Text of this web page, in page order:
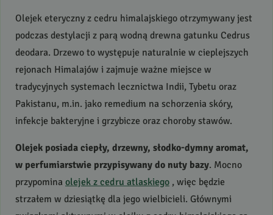
Olejek eteryczny z cedru himalajskiego otrzymywany jest
podczas destylacji z parą wodną drewna gatunku Cedrus
deodara. Drzewo to występuje naturalnie w cieplejszych
rejonach Himalajów i zajmuje ważne miejsce w
tradycyjnych systemach lecznictwa Indii, Tybetu oraz
Pakistanu, m.in. jako remedium na schorzenia skóry,
infekcje bakteryjne i grzybicze oraz choroby stawów.
Olejek posiada ciepły, drzewny, słodko-dymny aromat,
w perfumiarstwie przypisywany do nuty bazy. Mocno
przypomina olejek z cedru atlaskiego , więc będzie
strzałem w dziesiątkę dla jego wielbicieli. Głównymi